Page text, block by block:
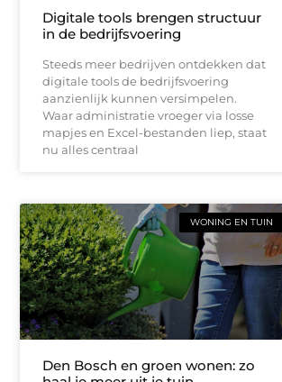
Digitale tools brengen structuur
in de bedrijfsvoering
Steeds meer bedrijven ontdekken dat
digitale tools de bedrijfsvoering
aanzienlijk kunnen versimpelen.
Waar administratie vroeger via losse
mapjes en Excel-bestanden liep, staat
nu alles centraal
WONING EN TUIN
Den Bosch en groen wonen: zo